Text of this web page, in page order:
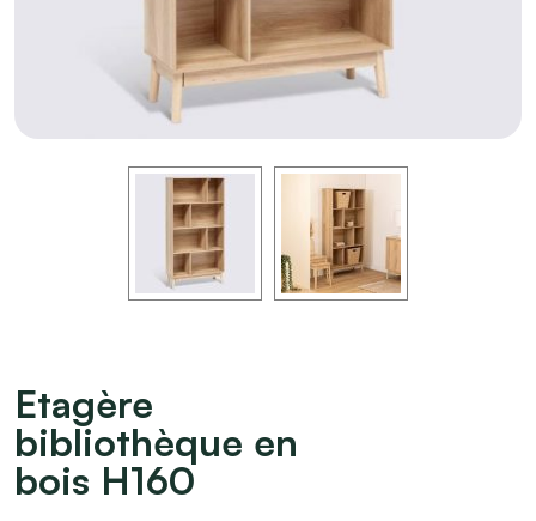
Etagère
bibliothèque en
bois H160